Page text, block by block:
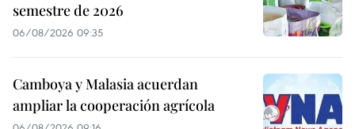
semestre de 2026
06/08/2026 09:35
Camboya y Malasia acuerdan
ampliar la cooperación agrícola